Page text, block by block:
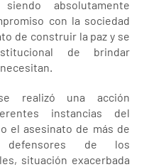
absolutamente
con la sociedad
de construir la paz y se
de brindar
realizó una acción
instancias del
el asesinato de más de
de los
situación exacerbada